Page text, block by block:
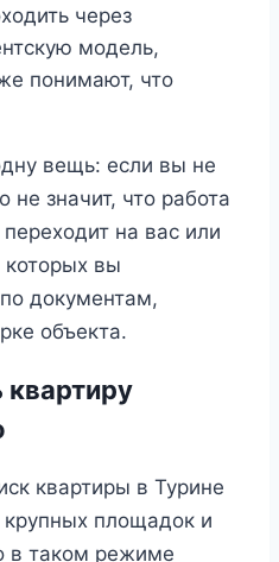
через
модель,
понимают, что
вещь: если вы не
не значит, что работа
на вас или
которых вы
документам,
объекта.
квартиру
квартиры в Турине
площадок и
в таком режиме